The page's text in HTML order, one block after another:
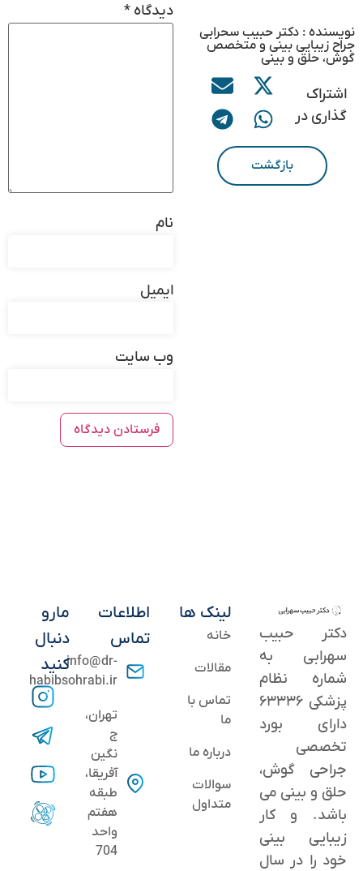
نویسنده : دکتر حبیب سحرابی
جراح زیبایی بینی و متخصص
گوش، حلق و بینی
اشتراک
گذاری در
بازگشت
دیدگاه *
نام
ایمیل
وب‌ سایت
دکتر حبیب
سهرابی به
شماره نظام
پزشکی ۶۳۳۳۶
دارای بورد
تخصصی
جراحی گوش،
حلق و بینی می
باشد. و کار
زیبایی بینی
خود را در سال
لینک ها
خانه
مقالات
تماس با
ما
درباره ما
سوالات
متداول
اطلاعات
تماس
info@dr-
habibsohrabi.ir
تهران،
ج
نگین
آفریقا،
طبقه
هفتم
واحد
704
مارو
دنبال
کنید